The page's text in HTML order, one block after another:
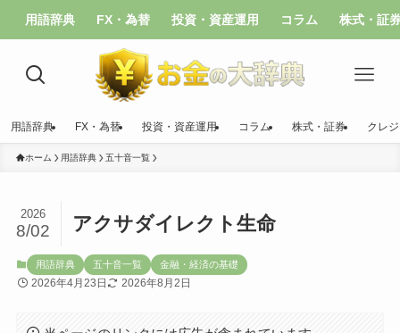
用語辞典 FX・為替 投資・資産運用 コラム 株式・証
用語辞典 FX・為替 投資・資産運用 コラム 株式・証券 クレ
ホーム 用語辞典 五十音一覧
アクサダイレクト生命
2026
8/02
用語辞典 五十音一覧 金融・経済の基礎
2026年4月23日 2026年8月2日